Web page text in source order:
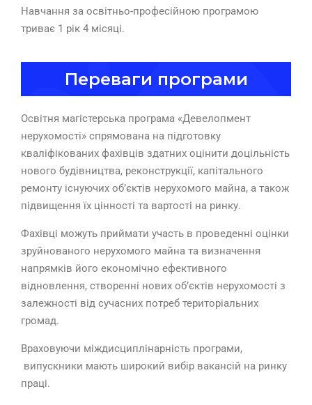
Навчання за освітньо-професійною програмою
триває 1 рік 4 місяці.
Переваги програми
Освітня магістерська програма «Девелопмент
нерухомості» спрямована на підготовку
кваліфікованих фахівців здатних оцінити доцільність
нового будівництва, реконструкції, капітального
ремонту існуючих об’єктів нерухомого майна, а також
підвищення їх цінності та вартості на ринку.
Фахівці можуть приймати участь в проведенні оцінки
зруйнованого нерухомого майна та визначення
напрямків його економічно ефективного
відновлення, створенні нових об’єктів нерухомості з
залежності від сучасних потреб територіальних
громад.
Враховуючи міждисциплінарність програми,
випускники мають широкий вибір вакансій на ринку
праці.